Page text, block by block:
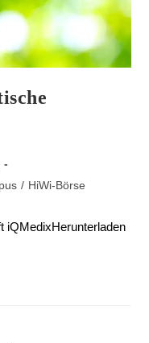
/ HiWi-Börse
iQMedixHerunterladen